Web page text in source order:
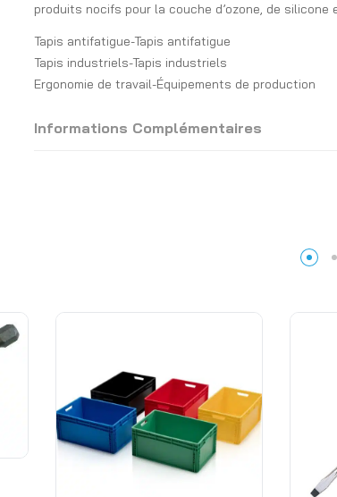
produits nocifs pour la couche d’ozone, de silicone
Tapis antifatigue-Tapis antifatigue
Tapis industriels-Tapis industriels
Ergonomie de travail-Équipements de production
Informations Complémentaires